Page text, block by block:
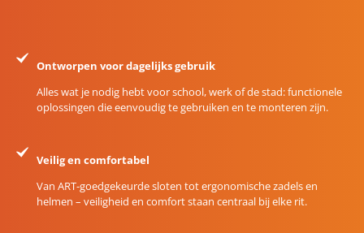
Ontworpen voor dagelijks gebruik
Alles wat je nodig hebt voor school, werk of de stad: functionele
oplossingen die eenvoudig te gebruiken en te monteren zijn.
Veilig en comfortabel
Van ART-goedgekeurde sloten tot ergonomische zadels en
helmen – veiligheid en comfort staan centraal bij elke rit.